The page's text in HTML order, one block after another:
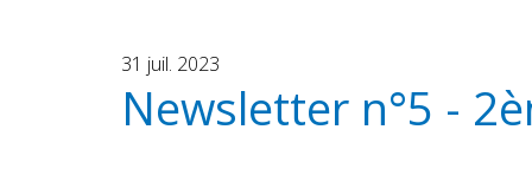
31 juil. 2023
Newsletter n°5 -